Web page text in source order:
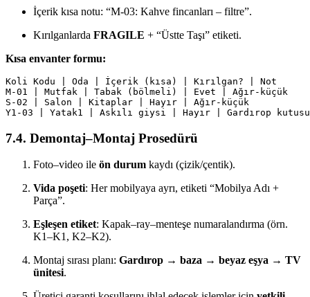
İçerik kısa notu: “M-03: Kahve fincanları – filtre”.
Kırılganlarda FRAGILE + “Üstte Taşı” etiketi.
Kısa envanter formu:
Koli Kodu | Oda | İçerik (kısa) | Kırılgan? | Not
M-01 | Mutfak | Tabak (bölmeli) | Evet | Ağır-küçük
S-02 | Salon | Kitaplar | Hayır | Ağır-küçük
Y1-03 | Yatak1 | Askılı giysi | Hayır | Gardırop kutusu
7.4. Demontaj–Montaj Prosedürü
Foto–video ile ön durum kaydı (çizik/çentik).
Vida poşeti: Her mobilyaya ayrı, etiketi “Mobilya Adı +
Parça”.
Eşleşen etiket: Kapak–ray–menteşe numaralandırma (örn.
K1–K1, K2–K2).
Montaj sırası planı: Gardırop → baza → beyaz eşya → TV
ünitesi.